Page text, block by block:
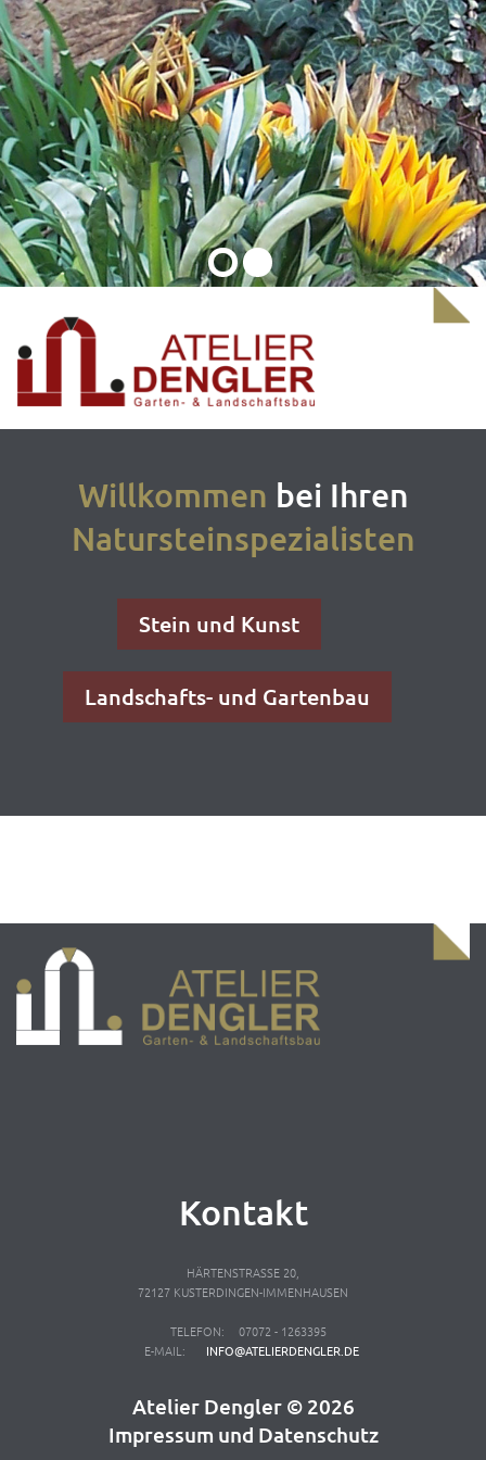
Willkommen bei Ihren
Natursteinspezialisten
Stein und Kunst
Landschafts- und Gartenbau
Kontakt
HÄRTENSTRASSE 20,
72127 KUSTERDINGEN-IMMENHAUSEN
TELEFON:
07072 - 1263395
E-MAIL:
INFO@ATELIERDENGLER.DE
Atelier Dengler © 2026
Impressum und Datenschutz